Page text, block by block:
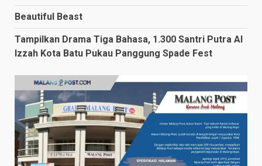
Beautiful Beast
Tampilkan Drama Tiga Bahasa, 1.300 Santri Putra Al
Izzah Kota Batu Pukau Panggung Spade Fest